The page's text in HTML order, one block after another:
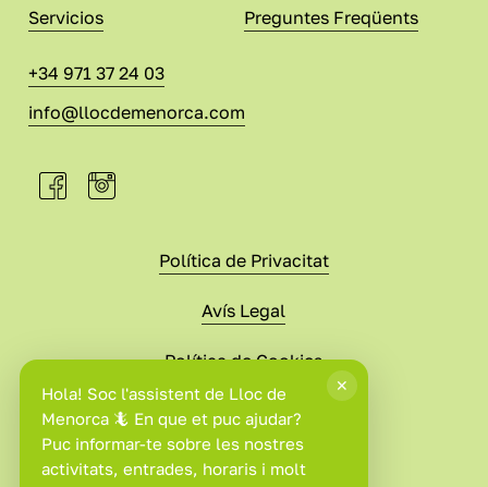
Servicios
Preguntes Freqüents
+34 971 37 24 03
info@llocdemenorca.com
Política de Privacitat
Avís Legal
Política de Cookies
Condicions de Compra
©2026. Website built withAdigital